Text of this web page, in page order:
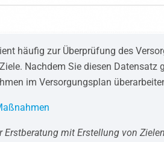
häufig zur Überprüfung des
Nachdem Sie diesen Datensatz
im Versorgungsplan
Erstberatung mit Erstellung von